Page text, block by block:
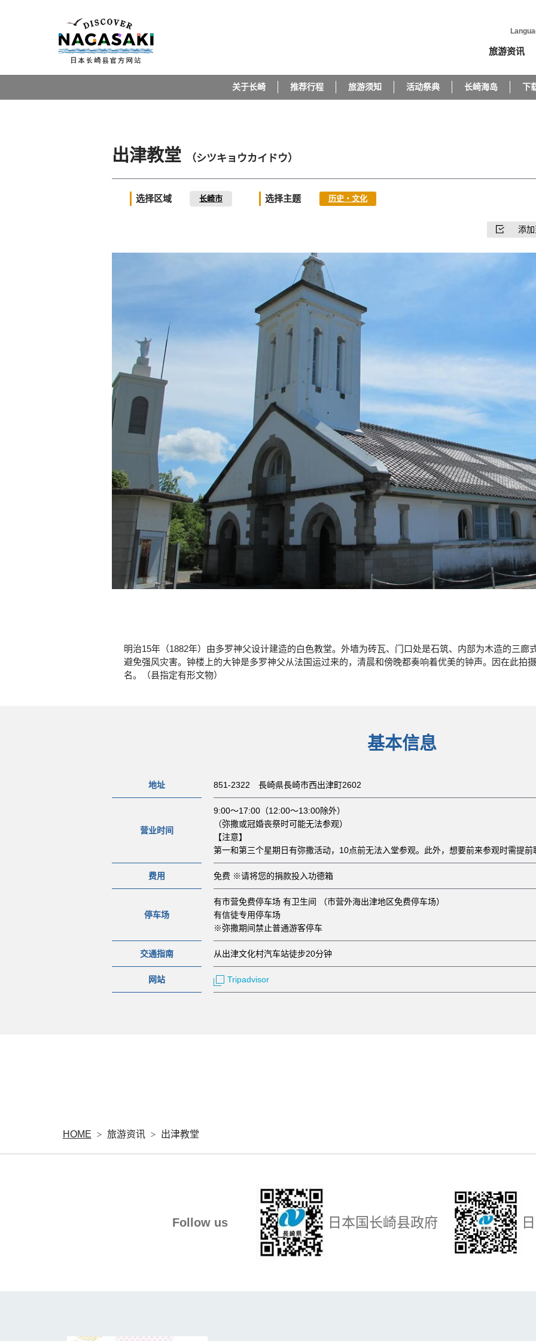
旅游资讯
关于长崎 推荐行程 旅游须知 活动祭典 长崎海岛 下
出津教堂 （シツキョウカイドウ）
选择区域 长崎市 选择主题 历史・文化
添
明治15年（1882年）由多罗神父设计建造的白色教堂。外墙为砖瓦、门口处是石筑、内部为木造的三廊
避免强风灾害。钟楼上的大钟是多罗神父从法国运过来的，清晨和傍晚都奏响着优美的钟声。因在此拍
名。（县指定有形文物）
基本信息
地址 851-2322 長崎県長崎市西出津町2602
营业时间
9:00～17:00（12:00～13:00除外）
（弥撒或冠婚丧祭时可能无法参观）
【注意】
第一和第三个星期日有弥撒活动，10点前无法入堂参观。此外，想要前来参观时需提前
费用 免费 ※请将您的捐款投入功德箱
停车场
有市营免费停车场 有卫生间 （市营外海出津地区免费停车场）
有信徒专用停车场
※弥撒期间禁止普通游客停车
交通指南 从出津文化村汽车站徒步20分钟
网站 Tripadvisor
HOME 旅游资讯 出津教堂
Follow us 日本国长崎县政府